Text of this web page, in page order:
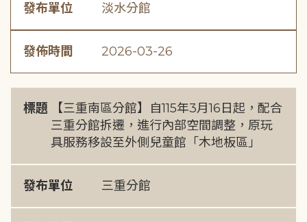
發布單位 淡水分館
發佈時間 2026-03-26
標題
【三重南區分館】自115年3月16日起，配合
三重分館拆遷，進行內部空間調整，原玩
具服務移設至外側兒童館「木地板區」
發布單位 三重分館